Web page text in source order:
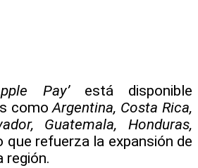
Pay’está disponible
como Argentina, Costa Rica,
Guatemala, Honduras,
que refuerza la expansión de
región.